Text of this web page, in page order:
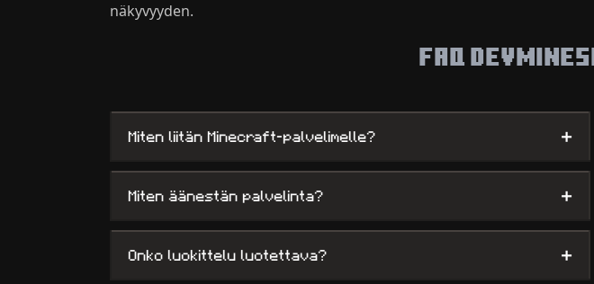
näkyvyyden.
FAQ
Miten liitän Minecraft-palvelimelle? +
Miten äänestän palvelinta? +
Onko luokittelu luotettava? +